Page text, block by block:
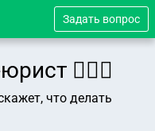
Задать вопрос
👨🏻‍⚖️
что делать